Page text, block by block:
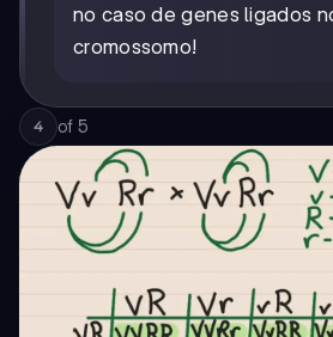
no caso de genes ligados
cromossomo!
4 of 5